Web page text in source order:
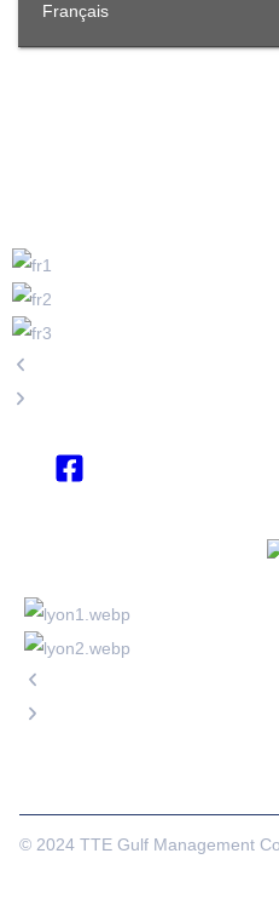
Français
© 2024 TTE Gulf Management